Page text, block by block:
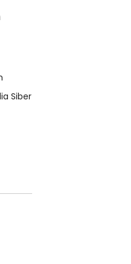
Siber